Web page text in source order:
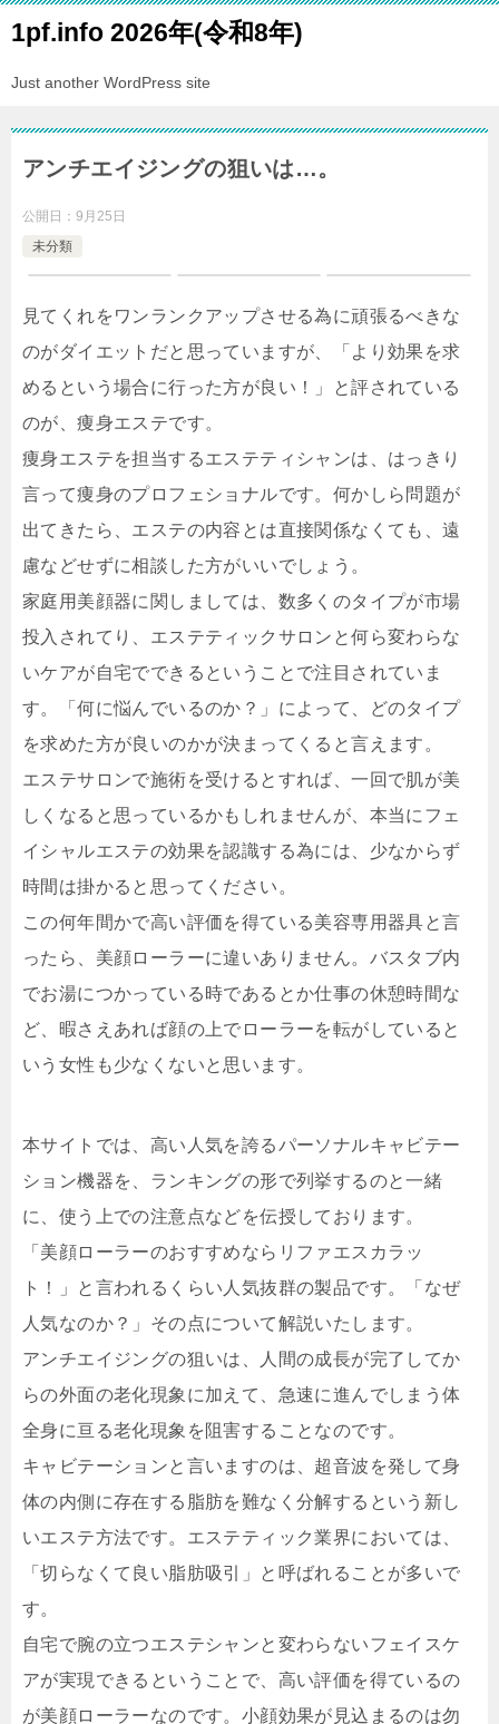
1pf.info 2026年(令和8年)
Just another WordPress site
アンチエイジングの狙いは…。
公開日： 9月25日
未分類
見てくれをワンランクアップさせる為に頑張るべきな
のがダイエットだと思っていますが、「より効果を求
めるという場合に行った方が良い！」と評されている
のが、痩身エステです。
痩身エステを担当するエステティシャンは、はっきり
言って痩身のプロフェショナルです。何かしら問題が
出てきたら、エステの内容とは直接関係なくても、遠
慮などせずに相談した方がいいでしょう。
家庭用美顔器に関しましては、数多くのタイプが市場
投入されてり、エステティックサロンと何ら変わらな
いケアが自宅でできるということで注目されていま
す。「何に悩んでいるのか？」によって、どのタイプ
を求めた方が良いのかが決まってくると言えます。
エステサロンで施術を受けるとすれば、一回で肌が美
しくなると思っているかもしれませんが、本当にフェ
イシャルエステの効果を認識する為には、少なからず
時間は掛かると思ってください。
この何年間かで高い評価を得ている美容専用器具と言
ったら、美顔ローラーに違いありません。バスタブ内
でお湯につかっている時であるとか仕事の休憩時間な
ど、暇さえあれば顔の上でローラーを転がしていると
いう女性も少なくないと思います。
本サイトでは、高い人気を誇るパーソナルキャビテー
ション機器を、ランキングの形で列挙するのと一緒
に、使う上での注意点などを伝授しております。
「美顔ローラーのおすすめならリファエスカラッ
ト！」と言われるくらい人気抜群の製品です。「なぜ
人気なのか？」その点について解説いたします。
アンチエイジングの狙いは、人間の成長が完了してか
らの外面の老化現象に加えて、急速に進んでしまう体
全身に亘る老化現象を阻害することなのです。
キャビテーションと言いますのは、超音波を発して身
体の内側に存在する脂肪を難なく分解するという新し
いエステ方法です。エステティック業界においては、
「切らなくて良い脂肪吸引」と呼ばれることが多いで
す。
自宅で腕の立つエステシャンと変わらないフェイスケ
アが実現できるということで、高い評価を得ているの
が美顔ローラーなのです。小顔効果が見込まるのは勿